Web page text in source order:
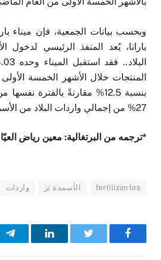
وبحسب بيانات الجمعية، فإن ميناء
بارانا، يُعد المنفذ الرئيسي لدخول
المنتجات خلال الأشهر الخمسة
27% من إجمالي واردات البلاد من الأسمدة عبر الموانئ.
*ترجمه من البرتغالية: معين رياض العيّا
fertilizantes الأسمدة تز واردات
فيسبوك تويتر لينكدإن